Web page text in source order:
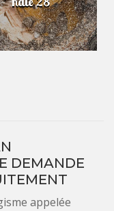
DEMANDE
appelée